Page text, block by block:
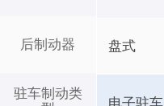
后制动器
驻车制动类
盘式